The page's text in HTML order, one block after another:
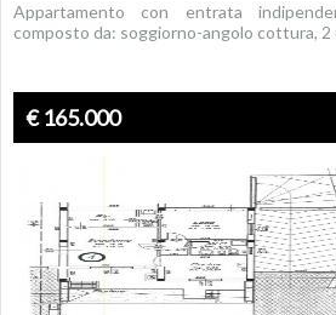
Appartamento con entrata
composto da: soggiorno-angolo cottura, 2
€ 165.000